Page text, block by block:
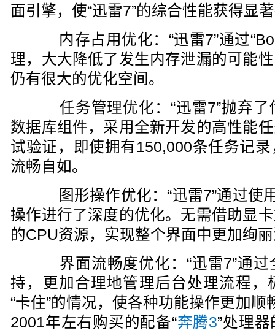
面引擎，使“迅雷7”的综合性能获得显
内存占用优化：“迅雷7”通过
理，大大降低了发生内存泄漏的可能
仍有很大的优化空间。
任务管理优化：“迅雷7”抛弃了
数据库组件，采用全新开发的高性能
试验证，即使拥有150,000条任务记
流畅自如。
图形操作优化：“迅雷7”通过使
操作进行了深度的优化。无需借助显
的CPU资源，实现整个界面中更加绚
界面流畅度优化：“迅雷7”通过
持，更加合理地管理后台处理流程，
“卡住”的情况，使各种功能操作更加
2001年左右购买的配备“奔腾3”处理